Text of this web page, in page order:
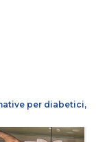
per diabetici,